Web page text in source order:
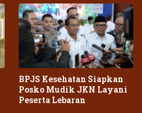
BPJS Kesehatan Siapkan
Posko Mudik JKN Layani
Peserta Lebaran